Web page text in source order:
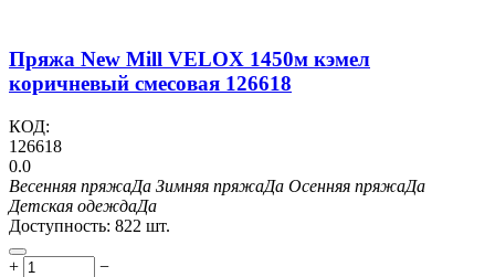
Пряжа New Mill VELOX 1450м кэмел
коричневый смесовая 126618
КОД:
126618
0.0
Весенняя пряжаДа Зимняя пряжаДа Осенняя пряжаДа
Детская одеждаДа
Доступность: 822 шт.
+ −